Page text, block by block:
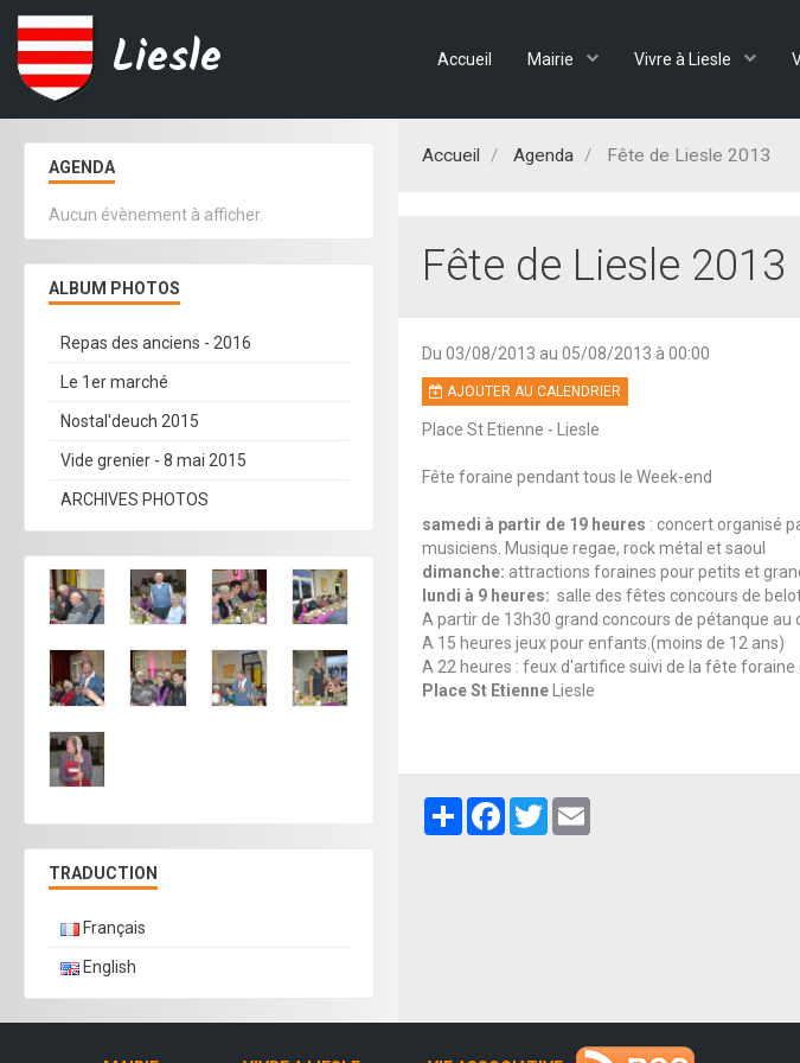
Liesle Accueil Mairie Vivre à Liesle
Accueil Agenda Fête de Liesle 2013
Fête de Liesle 2013
Du 03/08/2013 au 05/08/2013 à 00:00
AJOUTER AU CALENDRIER
Place St Etienne - Liesle
Fête foraine pendant tous le Week-end
samedi à partir de 19 heures : concert organisé
musiciens. Musique regae, rock métal et saoul
dimanche: attractions foraines pour petits et
lundi à 9 heures: salle des fêtes concours de
A partir de 13h30 grand concours de pétanque au
A 15 heures jeux pour enfants.(moins de 12 ans)
A 22 heures : feux d'artifice suivi de la fête
Place St Etienne Liesle
PartagerFacebook
Twitter
AGENDA
Aucun évènement à afficher.
ALBUM PHOTOS
Repas des anciens - 2016
Le 1er marché
Nostal'deuch 2015
Vide grenier - 8 mai 2015
ARCHIVES PHOTOS
TRADUCTION
Français
English